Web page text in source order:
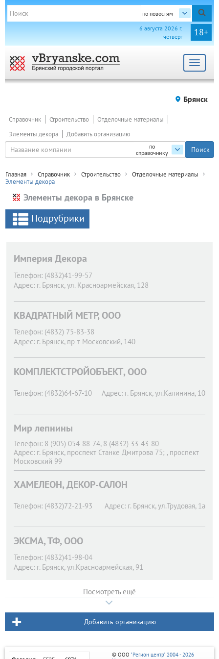
по новостям
18+
6 августа 2026 г.
четверг
Toggle
Брянск
по
справочнику
Справочник Строительство
Отделочные материалы
Элементы декора
Добавить организацию
Главная Справочник Строительство
Отделочные материалы
Элементы декора
Элементы декора в Брянске
Подрубрики
Империя Декора
Телефон: (4832)41-99-57
Адрес: г. Брянск, ул. Красноармейская, 128
КВАДРАТНЫЙ МЕТР, ООО
Телефон: (4832) 75-83-38
Адрес: г. Брянск, пр-т Московский, 140
КОМПЛЕКТСТРОЙОБЪЕКТ, ООО
Телефон: (4832)64-67-10 Адрес: г. Брянск, ул.Калинина, 10
Мир лепнины
Телефон: 8 (905) 054-88-74, 8 (4832) 33-43-80
Адрес: г. Брянск, проспект Станке Дмитрова 75; , проспект
Московский 99
ХАМЕЛЕОН, ДЕКОР-САЛОН
Телефон: (4832)72-21-93 Адрес: г. Брянск, ул.Трудовая, 1а
ЭКСМА, ТФ, ООО
Телефон: (4832)41-98-04
Адрес: г. Брянск, ул.Красноармейская, 91
Посмотреть ещё
Добавить организацию
© ООО "Регион центр" 2004 - 2026